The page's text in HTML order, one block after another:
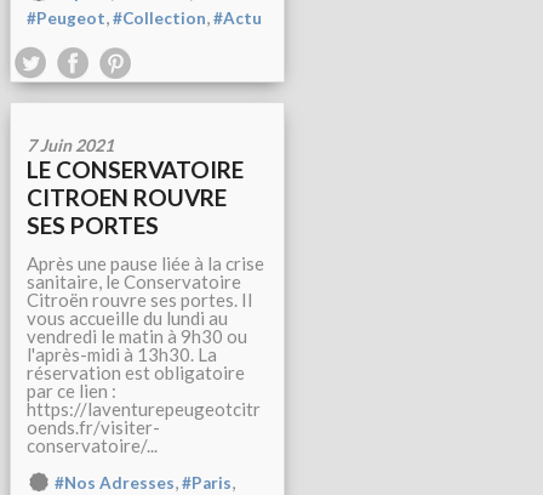
#Peugeot,#Collection,#Actu
7 Juin 2021
LE CONSERVATOIRE
CITROEN ROUVRE
SES PORTES
Après une pause liée à la crise
sanitaire, le Conservatoire
Citroën rouvre ses portes. Il
vous accueille du lundi au
vendredi le matin à 9h30 ou
l'après-midi à 13h30. La
réservation est obligatoire
par ce lien :
https://laventurepeugeotcitr
oends.fr/visiter-
conservatoire/...
#Nos Adresses,#Paris,